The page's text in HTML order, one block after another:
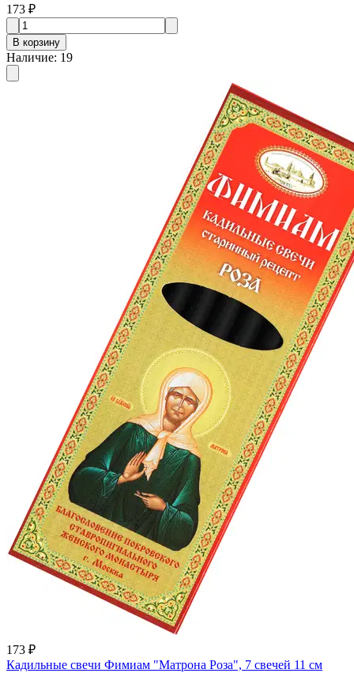
173 ₽
В корзину
Наличие: 19
173 ₽
Кадильные свечи Фимиам "Матрона Роза", 7 свечей 11 см